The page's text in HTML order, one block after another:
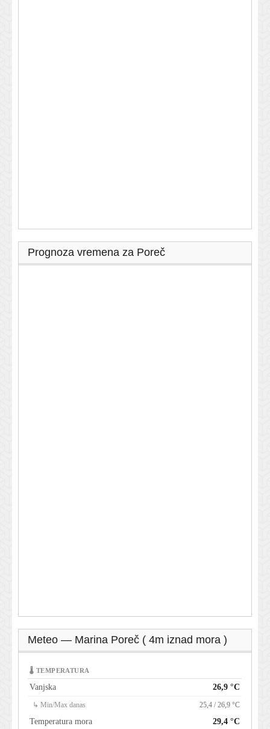
Prognoza vremena za Poreč
Meteo — Marina Poreč ( 4m iznad mora )
🌡 TEMPERATURA
Vanjska 26,9 °C
↳ Min/Max danas 25,4 / 26,9 °C
Temperatura mora 29,4 °C